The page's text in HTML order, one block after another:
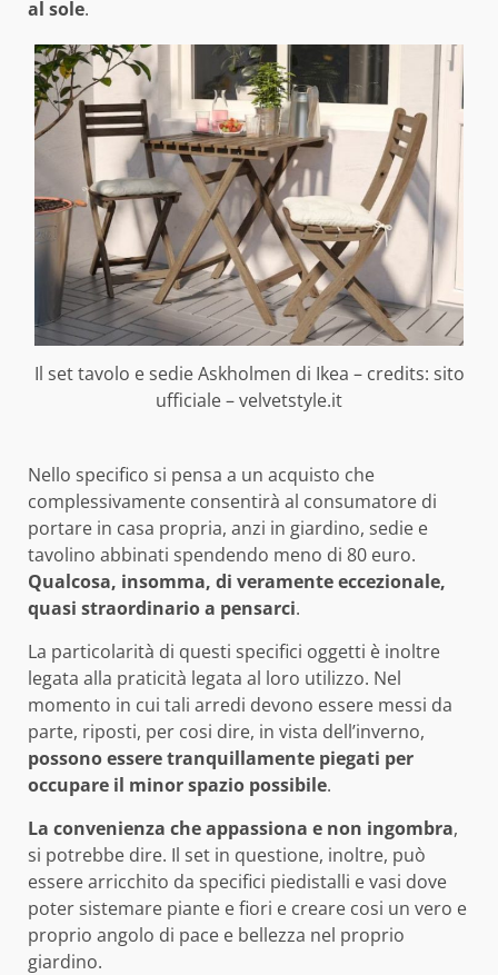
al sole.
Il set tavolo e sedie Askholmen di Ikea – credits: sito
ufficiale – velvetstyle.it
Nello specifico si pensa a un acquisto che
complessivamente consentirà al consumatore di
portare in casa propria, anzi in giardino, sedie e
tavolino abbinati spendendo meno di 80 euro.
Qualcosa, insomma, di veramente eccezionale,
quasi straordinario a pensarci.
La particolarità di questi specifici oggetti è inoltre
legata alla praticità legata al loro utilizzo. Nel
momento in cui tali arredi devono essere messi da
parte, riposti, per cosi dire, in vista dell’inverno,
possono essere tranquillamente piegati per
occupare il minor spazio possibile.
La convenienza che appassiona e non ingombra,
si potrebbe dire. Il set in questione, inoltre, può
essere arricchito da specifici piedistalli e vasi dove
poter sistemare piante e fiori e creare cosi un vero e
proprio angolo di pace e bellezza nel proprio
giardino.